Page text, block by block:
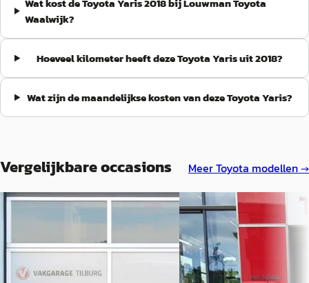
Waalwijk?
Hoeveel kilometer heeft deze Toyota Yaris uit 2018?
Wat zijn de maandelijkse kosten van deze Toyota Yaris?
Vergelijkbare occasions MeerToyota modellen →
Toyota Yaris·2017
€ 12.995
A
Toyota Yaris·2014
1.5 Full Hybrid Aspiration
€ 12.940